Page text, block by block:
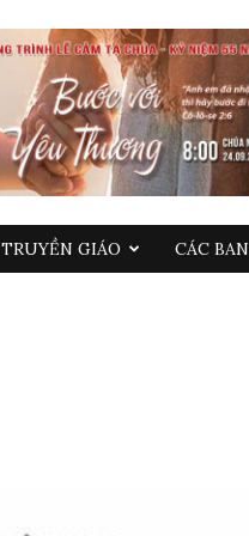
TRUYỀN GIÁO CÁC